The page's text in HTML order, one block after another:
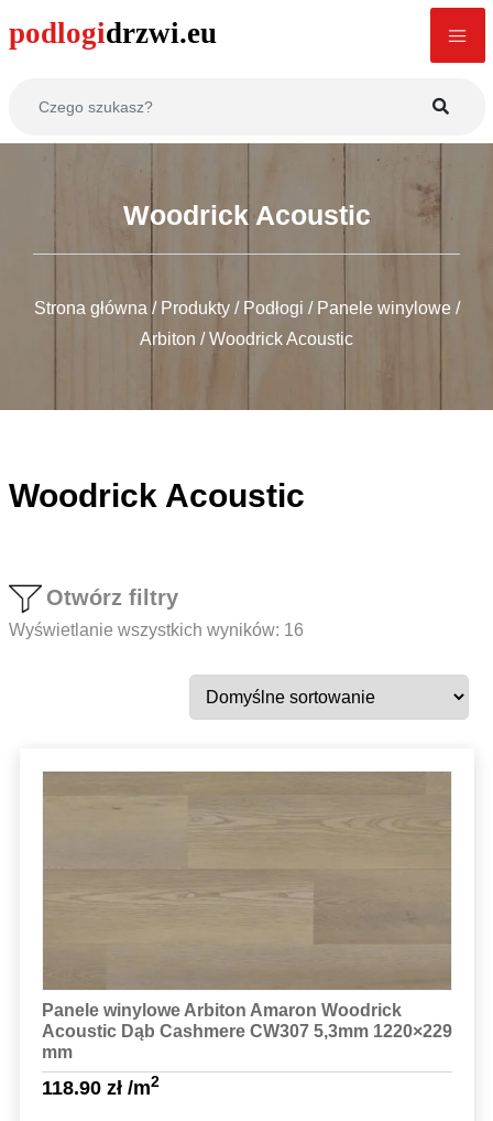
Woodrick Acoustic
Strona główna / Produkty/ Podłogi / Panele winylowe /
Arbiton /Woodrick Acoustic
Woodrick Acoustic
Otwórz filtry
Wyświetlanie wszystkich wyników: 16
Panele winylowe Arbiton Amaron Woodrick
Acoustic Dąb Cashmere CW307 5,3mm 1220×229
mm
118.90 zł/m2